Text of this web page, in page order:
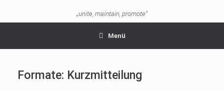
„unite, maintain, promote“
Menü
Formate: Kurzmitteilung